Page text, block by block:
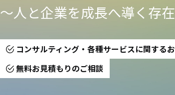
〜人と企業を成長へ導く存
コンサルティング・各種サービスに関する
無料お見積もりのご相談